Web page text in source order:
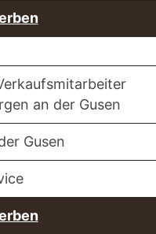
an der Gusen
Gusen